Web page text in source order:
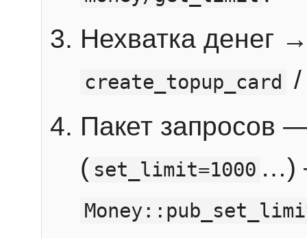
Нехватка денег
create_topup_card
Пакет запросов
( set_limit=1000 …)